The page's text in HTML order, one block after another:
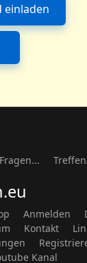
einladen
Fragen...
Anmelden
Kontakt
Kanal